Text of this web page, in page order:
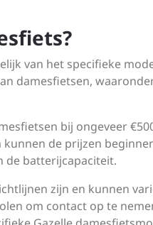
van het specifieke
damesfietsen,
bij ongeveer
de prijzen
de batterijcapaciteit.
zijn en kunnen
om contact op te